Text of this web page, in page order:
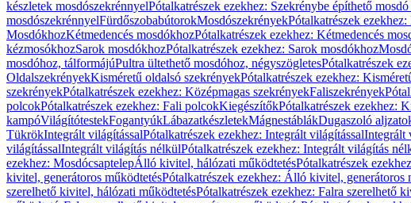
készletek mosdószekrénnyelPótalkatrészek ezekhez: Szekrénybe építhető
mosdószekrénnyelFürdőszobabútorokMosdószekrényekPótalkatrészek
MosdókhozKétmedencés mosdókhozPótalkatrészek ezekhez: Kétmedencés
kézmosókhozSarok mosdókhozPótalkatrészek ezekhez: Sarok mosdókhoz
mosdóhoz, tálformájúPultra ültethető mosdóhoz, négyszögletesPótalkatrészek
OldalszekrényekKisméretű oldalsó szekrényekPótalkatrészek ezekhez:
szekrényekPótalkatrészek ezekhez: Középmagas szekrényekFaliszekrények
polcokPótalkatrészek ezekhez: Fali polcokKiegészítőkPótalkatrészek ezekhez:
kampóVilágítótestekFogantyúkLábazatkészletekMágnestáblákDugaszoló
TükrökIntegrált világítássalPótalkatrészek ezekhez: Integrált világítássalIntegrált
világítássalIntegrált világítás nélkülPótalkatrészek ezekhez: Integrált világítás
ezekhez: MosdócsaptelepÁlló kivitel, hálózati működtetésPótalkatrészek
kivitel, generátoros működtetésPótalkatrészek ezekhez: Álló kivitel, generátoros
szerelhető kivitel, hálózati működtetésPótalkatrészek ezekhez: Falra szerelhető